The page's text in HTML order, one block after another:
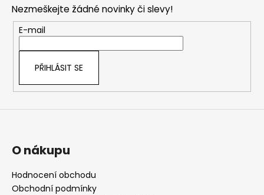
Nezmeškejte žádné novinky či slevy!
E-mail
PŘIHLÁSIT SE
O nákupu
Hodnocení obchodu
Obchodní podmínky